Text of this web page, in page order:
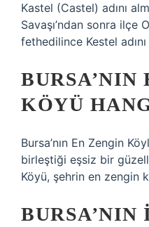
Kastel (Castel) adını
Savaşı’ndan sonra ilçe
fethedilince Kestel adını
BURSA’NIN
KÖYÜ
Bursa’nın En Zengin
birleştiği eşsiz bir
Köyü, şehrin en zengin